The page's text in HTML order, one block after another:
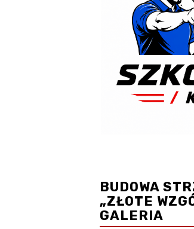
BUDOWA
„ZŁOTE
GALERIA